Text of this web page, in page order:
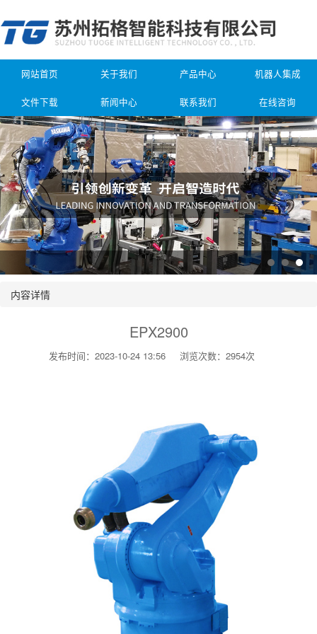
网站首页 关于我们 产品中心 机器人集成
文件下载 新闻中心 联系我们 在线咨询
内容详情
EPX2900
发布时间：2023-10-24 13:56 浏览次数：2954次